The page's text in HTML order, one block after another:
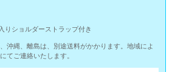
りショルダーストラップ付き
沖縄、離島は、別途送料がかかります。地域によ
てご連絡いたします。